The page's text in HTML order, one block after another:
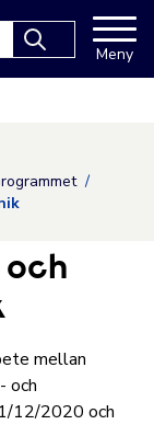
Meny
och
mellan
och
12/2020 och